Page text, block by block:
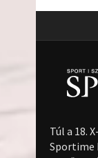
Túl a 18.
Sportime